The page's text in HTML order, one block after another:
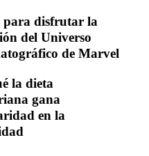
para disfrutar la
del Universo
de Marvel
la dieta
gana
en la